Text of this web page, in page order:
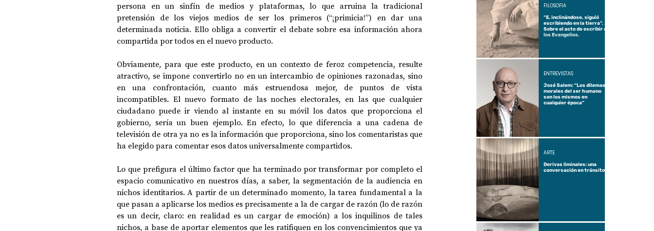
persona en un sinfín de medios y plataformas, lo que arruina la tradicional
pretensión de los viejos medios de ser los primeros (“¡primicia!”) en dar una
determinada noticia. Ello obliga a convertir el debate sobre esa información ahora
compartida por todos en el nuevo producto.
Obviamente, para que este producto, en un contexto de feroz competencia, resulte
atractivo, se impone convertirlo no en un intercambio de opiniones razonadas, sino
en una confrontación, cuanto más estruendosa mejor, de puntos de vista
incompatibles. El nuevo formato de las noches electorales, en las que cualquier
ciudadano puede ir viendo al instante en su móvil los datos que proporciona el
gobierno, sería un buen ejemplo. En efecto, lo que diferencia a una cadena de
televisión de otra ya no es la información que proporciona, sino los comentaristas que
ha elegido para comentar esos datos universalmente compartidos.
Lo que prefigura el último factor que ha terminado por transformar por completo el
espacio comunicativo en nuestros días, a saber, la segmentación de la audiencia en
nichos identitarios. A partir de un determinado momento, la tarea fundamental a la
que pasan a aplicarse los medios es precisamente a la de cargar de razón (lo de razón
es un decir, claro: en realidad es un cargar de emoción) a los inquilinos de tales
nichos, a base de aportar elementos que les ratifiquen en los convencimientos que ya
“E, inclinándose, siguió
escribiendo en la tierra”.
Sobre el acto de escribir en
los Evangelios.
FILOSOFÍA
José Salem: “Los dilemas
morales del ser humano
son los mismos en
cualquier época”
ENTREVISTAS
Derivas liminales: una
conversación en tránsito
ARTE